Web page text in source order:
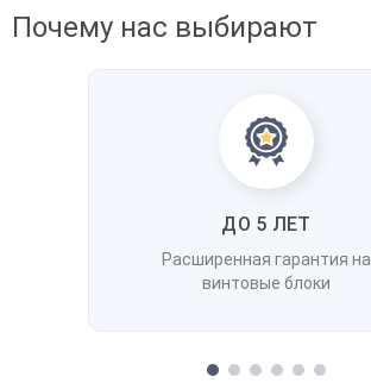
Почему нас выбирают
ДО 5 ЛЕТ
Расширенная гарантия на
винтовые блоки